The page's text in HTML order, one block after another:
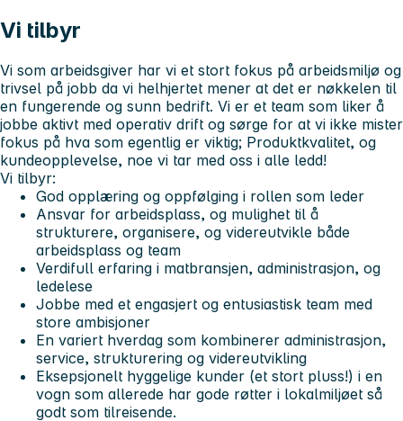
Vi tilbyr
Vi som arbeidsgiver har vi et stort fokus på arbeidsmiljø og
trivsel på jobb da vi helhjertet mener at det er nøkkelen til
en fungerende og sunn bedrift. Vi er et team som liker å
jobbe aktivt med operativ drift og sørge for at vi ikke mister
fokus på hva som egentlig er viktig; Produktkvalitet, og
kundeopplevelse, noe vi tar med oss i alle ledd!
Vi tilbyr:
God opplæring og oppfølging i rollen som leder
Ansvar for arbeidsplass, og mulighet til å
strukturere, organisere, og videreutvikle både
arbeidsplass og team
Verdifull erfaring i matbransjen, administrasjon, og
ledelese
Jobbe med et engasjert og entusiastisk team med
store ambisjoner
En variert hverdag som kombinerer administrasjon,
service, strukturering og videreutvikling
Eksepsjonelt hyggelige kunder (et stort pluss!) i en
vogn som allerede har gode røtter i lokalmiljøet så
godt som tilreisende.